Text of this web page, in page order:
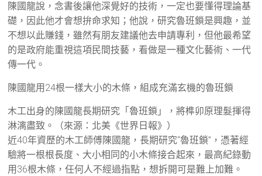
陳國龍說，念書後讓他深覺好的技術，一定也要懂得理論基
礎，因此他才會想拚命求知；他說，研究魯班鎖是興趣，並
不想以此賺錢，雖然有朋友建議他去申請專利，但他最希望
的是政府能重視這項民間技藝，看做是一種文化藝術、一代
傳一代。
陳國龍用24根一樣大小的木條，組成充滿玄機的魯班鎖
木工出身的陳國龍長期研究「魯班鎖」，將榫卯原理髮揮得
淋漓盡致。（來源：北美《世界日報》）
近40年資歷的木工師傅陳國龍，長期研究“魯班鎖”，憑著經
驗將一根根長度、大小相同的小木條接合起來，最高紀錄動
用36根木條，任何人不經過指點，想拆開可是難上加難。